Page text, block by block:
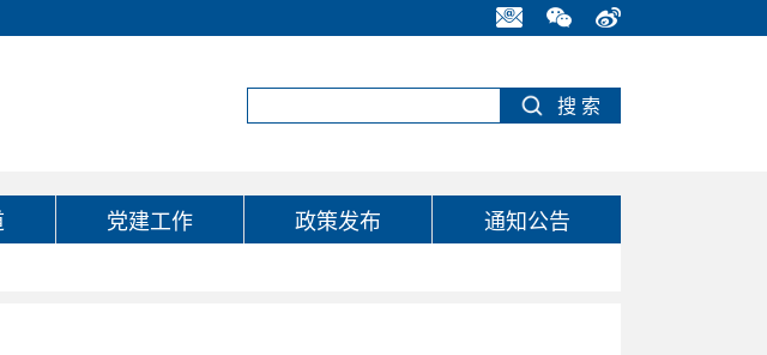
党建工作 政策发布 通知公告